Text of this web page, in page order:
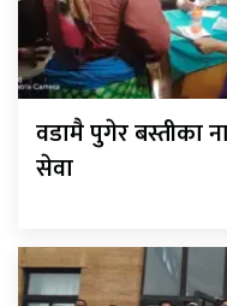
वडामै पुगेर बस्तीका
सेवा